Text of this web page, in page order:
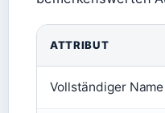
ATTRIBUT
Vollständiger Name